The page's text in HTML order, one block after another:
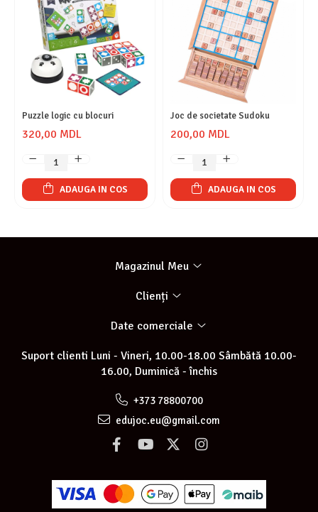
Puzzle logic cu blocuri
320,00 MDL
ADAUGA IN COS
Joc de societate Sudoku
200,00 MDL
ADAUGA IN COS
Magazinul Meu
Clienți
Date comerciale
Suport clienti Luni - Vineri, 10.00-18.00 Sâmbătă 10.00-
16.00, Duminică - închis
+373 78800700
edujoc.eu@gmail.com